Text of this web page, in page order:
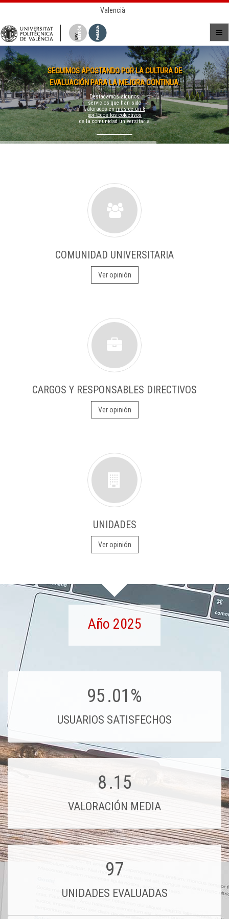
Valencià
SEGUIMOS APOSTANDO POR LA CULTURA DE
EVALUACIÓN PARA LA MEJORA CONTINUA.
Destacamos algunos
servicios que han sido
valorados enmás de un 8
por todos los colectivos
de la comunidad universitaria
COMUNIDAD UNIVERSITARIA
Ver opinión
CARGOS Y RESPONSABLES DIRECTIVOS
Ver opinión
UNIDADES
Ver opinión
Año 2025
95.01%
USUARIOS SATISFECHOS
8.15
VALORACIÓN MEDIA
97
UNIDADES EVALUADAS